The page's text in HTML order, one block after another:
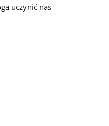
uczynić nas